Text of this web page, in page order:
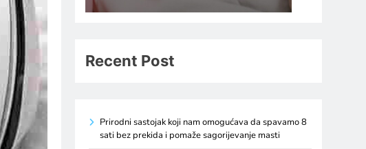
Recent Post
Prirodni sastojak koji nam omogućava da spavamo 8
sati bez prekida i pomaže sagorijevanje masti